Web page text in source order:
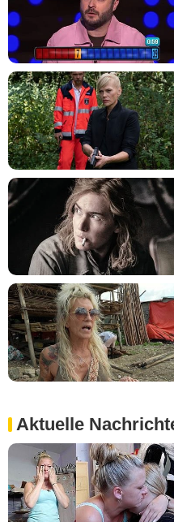
Aktuelle